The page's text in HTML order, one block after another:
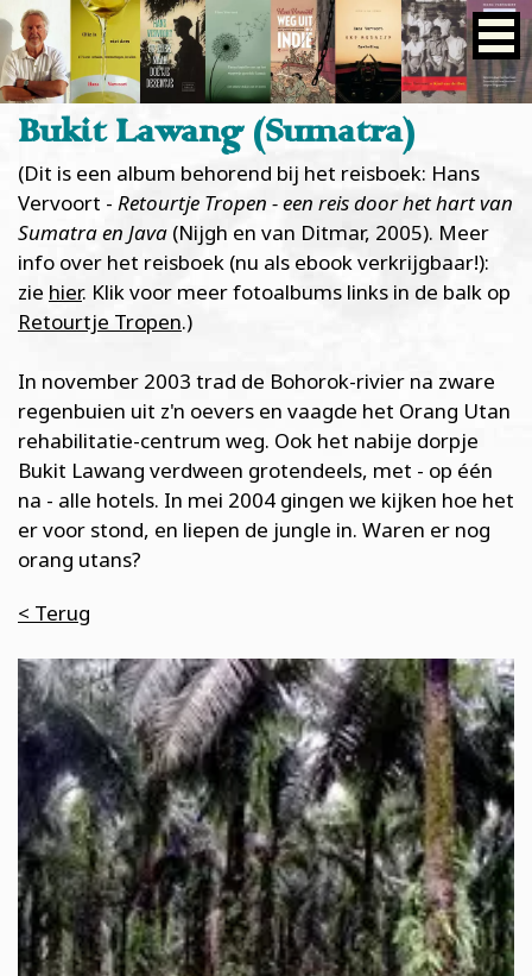
Bukit Lawang (Sumatra)
(Dit is een album behorend bij het reisboek: Hans
Vervoort - Retourtje Tropen - een reis door het hart van
Sumatra en Java (Nijgh en van Ditmar, 2005). Meer
info over het reisboek (nu als ebook verkrijgbaar!):
zie hier. Klik voor meer fotoalbums links in de balk op
Retourtje Tropen.)
In november 2003 trad de Bohorok-rivier na zware
regenbuien uit z'n oevers en vaagde het Orang Utan
rehabilitatie-centrum weg. Ook het nabije dorpje
Bukit Lawang verdween grotendeels, met - op één
na - alle hotels. In mei 2004 gingen we kijken hoe het
er voor stond, en liepen de jungle in. Waren er nog
orang utans?
< Terug